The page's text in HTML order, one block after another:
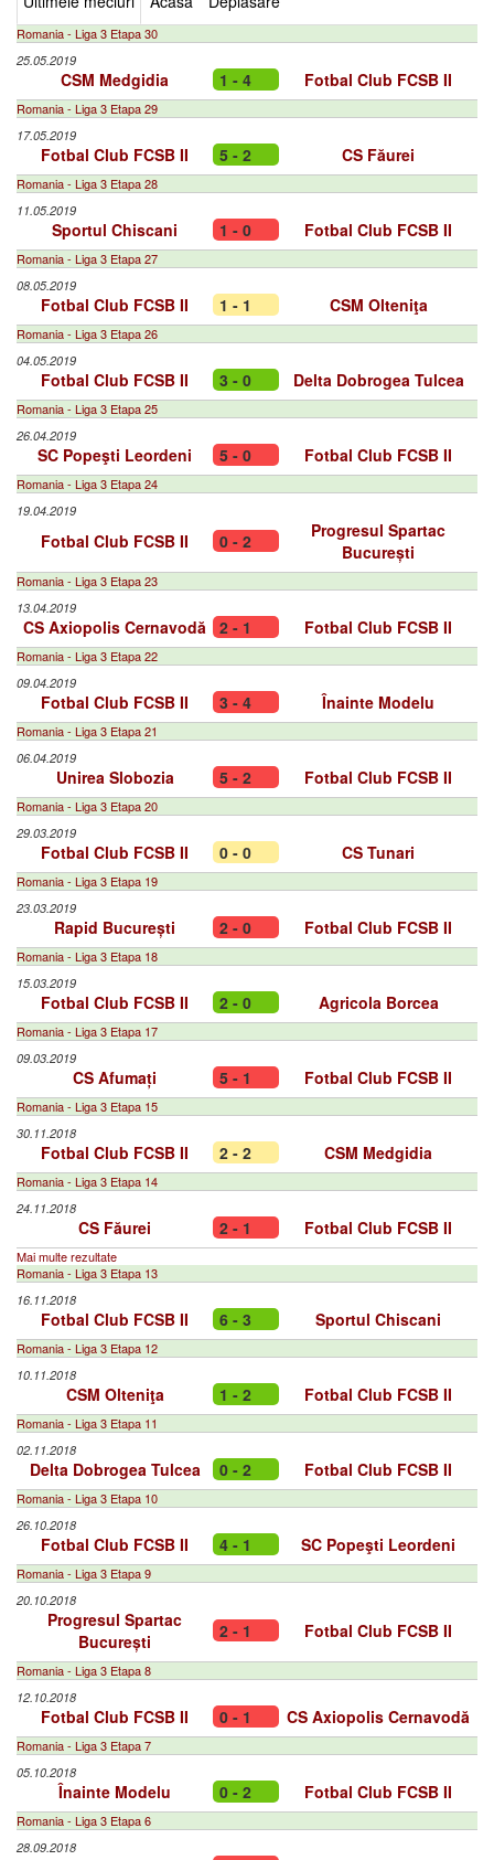
Romania - Liga 3 Etapa 30
25.05.2019
CSM Medgidia 1 - 4 Fotbal Club FCSB II
Romania - Liga 3 Etapa 29
17.05.2019
Fotbal Club FCSB II 5 - 2 CS Făurei
Romania - Liga 3 Etapa 28
11.05.2019
Sportul Chiscani 1 - 0 Fotbal Club FCSB II
Romania - Liga 3 Etapa 27
08.05.2019
Fotbal Club FCSB II 1 - 1 CSM Olteniţa
Romania - Liga 3 Etapa 26
04.05.2019
Fotbal Club FCSB II 3 - 0 Delta Dobrogea Tulcea
Romania - Liga 3 Etapa 25
26.04.2019
SC Popeşti Leordeni 5 - 0 Fotbal Club FCSB II
Romania - Liga 3 Etapa 24
19.04.2019
Fotbal Club FCSB II 0 - 2
Progresul Spartac
București
Romania - Liga 3 Etapa 23
13.04.2019
CS Axiopolis Cernavodă 2 - 1 Fotbal Club FCSB II
Romania - Liga 3 Etapa 22
09.04.2019
Fotbal Club FCSB II 3 - 4 Înainte Modelu
Romania - Liga 3 Etapa 21
06.04.2019
Unirea Slobozia 5 - 2 Fotbal Club FCSB II
Romania - Liga 3 Etapa 20
29.03.2019
Fotbal Club FCSB II 0 - 0 CS Tunari
Romania - Liga 3 Etapa 19
23.03.2019
Rapid București 2 - 0 Fotbal Club FCSB II
Romania - Liga 3 Etapa 18
15.03.2019
Fotbal Club FCSB II 2 - 0 Agricola Borcea
Romania - Liga 3 Etapa 17
09.03.2019
CS Afumați 5 - 1 Fotbal Club FCSB II
Romania - Liga 3 Etapa 15
30.11.2018
Fotbal Club FCSB II 2 - 2 CSM Medgidia
Romania - Liga 3 Etapa 14
24.11.2018
CS Făurei 2 - 1 Fotbal Club FCSB II
Mai multe rezultate
Romania - Liga 3 Etapa 13
16.11.2018
Fotbal Club FCSB II 6 - 3 Sportul Chiscani
Romania - Liga 3 Etapa 12
10.11.2018
CSM Olteniţa 1 - 2 Fotbal Club FCSB II
Romania - Liga 3 Etapa 11
02.11.2018
Delta Dobrogea Tulcea 0 - 2 Fotbal Club FCSB II
Romania - Liga 3 Etapa 10
26.10.2018
Fotbal Club FCSB II 4 - 1 SC Popeşti Leordeni
Romania - Liga 3 Etapa 9
20.10.2018
Progresul Spartac
București
2 - 1 Fotbal Club FCSB II
Romania - Liga 3 Etapa 8
12.10.2018
Fotbal Club FCSB II 0 - 1 CS Axiopolis Cernavodă
Romania - Liga 3 Etapa 7
05.10.2018
Înainte Modelu 0 - 2 Fotbal Club FCSB II
Romania - Liga 3 Etapa 6
28.09.2018